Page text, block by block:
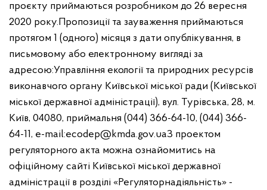
проєкту приймаються розробником до 26 вересня
2020 року.Пропозиції та зауваження приймаються
протягом 1 (одного) місяця з дати опублікування, в
письмовому або електронному вигляді за
адресою:Управління екології та природних ресурсів
виконавчого органу Київської міської ради (Київської
міської державної адміністрації), вул. Турівська, 28, м.
Київ, 04080, приймальня (044) 366-64-10, (044) 366-
64-11, e-mail:ecodep@kmda.gov.uaЗ проектом
регуляторного акта можна ознайомитись на
офіційному сайті Київської міської державної
адміністрації в розділі «Регуляторнадіяльність» -